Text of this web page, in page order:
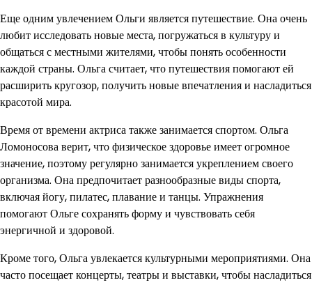
Еще одним увлечением Ольги является путешествие. Она очень
любит исследовать новые места, погружаться в культуру и
общаться с местными жителями, чтобы понять особенности
каждой страны. Ольга считает, что путешествия помогают ей
расширить кругозор, получить новые впечатления и насладиться
красотой мира.
Время от времени актриса также занимается спортом. Ольга
Ломоносова верит, что физическое здоровье имеет огромное
значение, поэтому регулярно занимается укреплением своего
организма. Она предпочитает разнообразные виды спорта,
включая йогу, пилатес, плавание и танцы. Упражнения
помогают Ольге сохранять форму и чувствовать себя
энергичной и здоровой.
Кроме того, Ольга увлекается культурными мероприятиями. Она
часто посещает концерты, театры и выставки, чтобы насладиться